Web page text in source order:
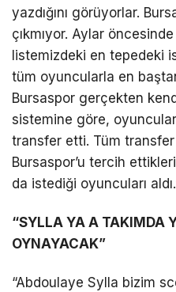
yazdığını görüyorlar.
çıkmıyor. Aylar
listemizdeki en tepedeki
tüm oyuncularla en
Bursaspor gerçekten
sistemine göre,
transfer etti. Tüm
Bursaspor’u tercih
da istediği oyuncuları
“SYLLA YA A TAKIMDA
OYNAYACAK”
“Abdoulaye Sylla bizim